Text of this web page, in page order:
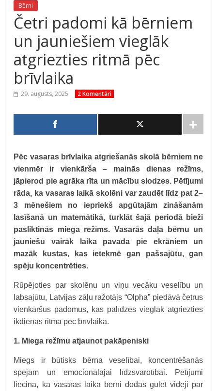
Bērni
Četri padomi kā bērniem
un jauniešiem vieglāk
atgriezties ritmā pēc
brīvlaika
29. augusts, 2025 2 Komentāri
Pēc vasaras brīvlaika atgriešanās skolā bērniem ne
vienmēr ir vienkārša – mainās dienas režīms,
jāpierod pie agrāka rīta un mācību slodzes. Pētījumi
rāda, ka vasaras laikā skolēni var zaudēt līdz pat 2–
3 mēnešiem no iepriekš apgūtajām zināšanām
lasīšanā un matemātikā, turklāt šajā periodā bieži
pasliktinās miega režīms. Vasarās daļa bērnu un
jauniešu vairāk laika pavada pie ekrāniem un
mazāk kustas, kas ietekmē gan pašsajūtu, gan
spēju koncentrēties.
Rūpējoties par skolēnu un viņu vecāku veselību un
labsajūtu, Latvijas zāļu ražotājs “Olpha” piedāvā četrus
vienkāršus padomus, kas palīdzēs vieglāk atgriezties
ikdienas ritmā pēc brīvlaika.
1. Miega režīmu atjaunot pakāpeniski
Miegs ir būtisks bērna veselībai, koncentrēšanās
spējām un emocionālajai līdzsvarotībai. Pētījumi
liecina, ka vasaras laikā bērni dodas gulēt vidēji par